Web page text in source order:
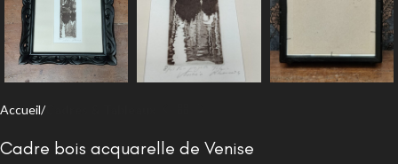
Accueil Cadres & Tableaux
Cadre bois acquarelle de Venise